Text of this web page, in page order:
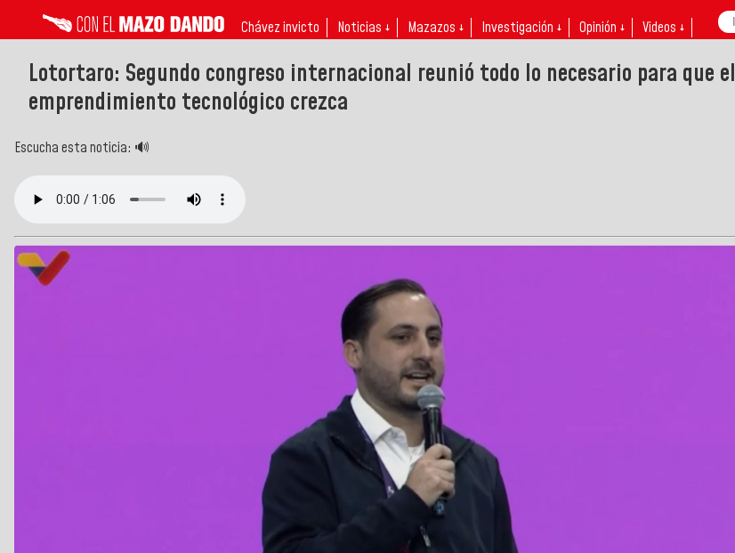
Chávez invicto Noticias ↓ Mazazos ↓ Investigación ↓ Opinión ↓ Videos ↓
Lotortaro: Segundo congreso internacional reunió todo lo necesario para que el
emprendimiento tecnológico crezca
Escucha esta noticia: 🔊